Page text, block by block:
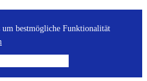
um bestmögliche Funktionalität